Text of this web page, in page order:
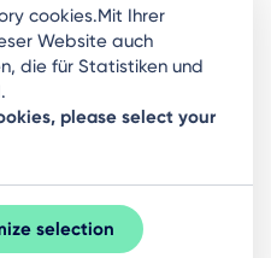
Rigas business
newsletter.
cookies.Mit Ihrer
Website auch
die für Statistiken und
please select your
selection